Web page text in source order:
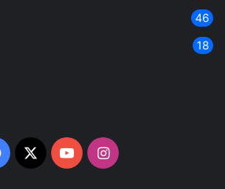
46
18
Facebook
X YouTubeInstagram